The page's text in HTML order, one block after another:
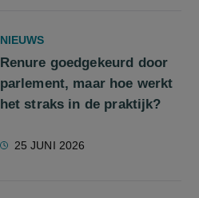
NIEUWS
Renure goedgekeurd door
parlement, maar hoe werkt
het straks in de praktijk?
25 JUNI 2026